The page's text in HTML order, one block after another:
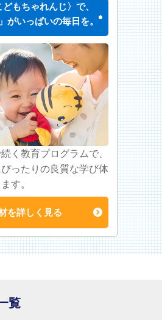
もちゃれんじ〉で、
がいっぱいの毎日を。
く教育プログラムで、
ったりの良質な学び体
す。
を詳しく見る
覧